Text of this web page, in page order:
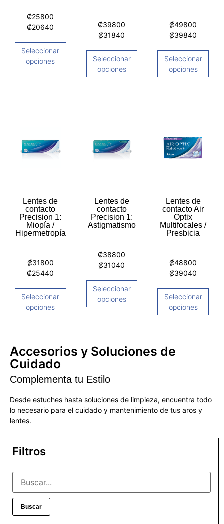
Filtros
Buscar
₡25800
₡20640
Seleccionar
opciones
₡39800
₡31840
Seleccionar
opciones
₡49800
₡39840
Seleccionar
opciones
Lentes de
contacto
Precision 1:
Miopía /
Hipermetropía
₡31800
₡25440
Seleccionar
opciones
Lentes de
contacto
Precision 1:
Astigmatismo
₡38800
₡31040
Seleccionar
opciones
Lentes de
contacto Air
Optix
Multifocales /
Presbicia
₡48800
₡39040
Seleccionar
opciones
Accesorios y Soluciones de
Cuidado
Complementa tu Estilo
Desde estuches hasta soluciones de limpieza, encuentra todo
lo necesario para el cuidado y mantenimiento de tus aros y
lentes.